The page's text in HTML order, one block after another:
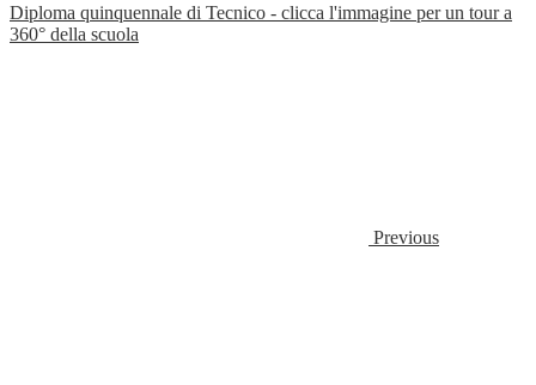
Diploma quinquennale di Tecnico - clicca l'immagine per un tour a
360° della scuola
Previous